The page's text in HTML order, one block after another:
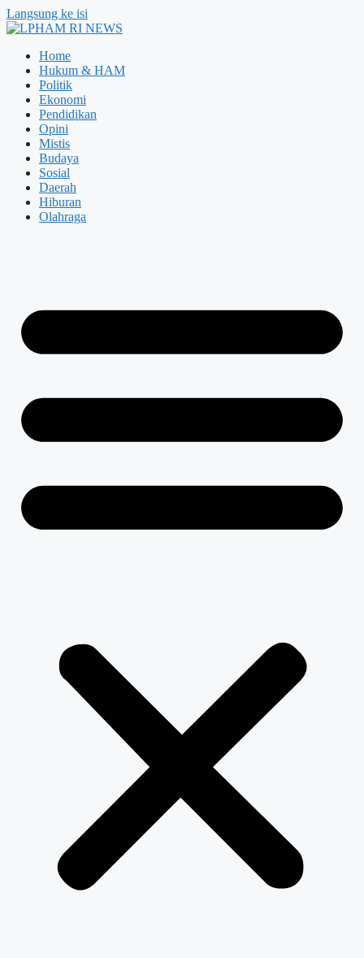
Langsung ke isi
Home
Hukum & HAM
Politik
Ekonomi
Pendidikan
Opini
Mistis
Budaya
Sosial
Daerah
Hiburan
Olahraga